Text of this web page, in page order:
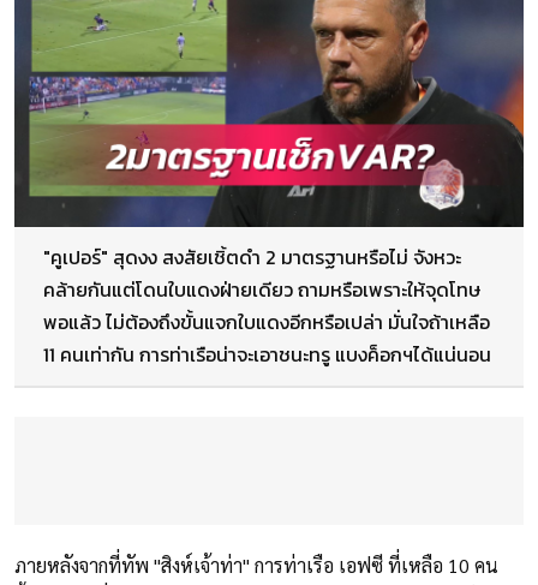
"คูเปอร์" สุดงง สงสัยเชิ้ตดำ 2 มาตรฐานหรือไม่ จังหวะ
คล้ายกันแต่โดนใบแดงฝ่ายเดียว ถามหรือเพราะให้จุดโทษ
พอแล้ว ไม่ต้องถึงขั้นแจกใบแดงอีกหรือเปล่า มั่นใจถ้าเหลือ
11 คนเท่ากัน การท่าเรือน่าจะเอาชนะทรู แบงค็อกฯได้แน่นอน
ภายหลังจากที่ทัพ "สิงห์เจ้าท่า" การท่าเรือ เอฟซี ที่เหลือ 10 คน